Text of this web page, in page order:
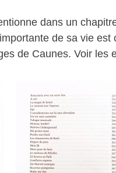
dans un
de sa vie
de Caunes. Voir les